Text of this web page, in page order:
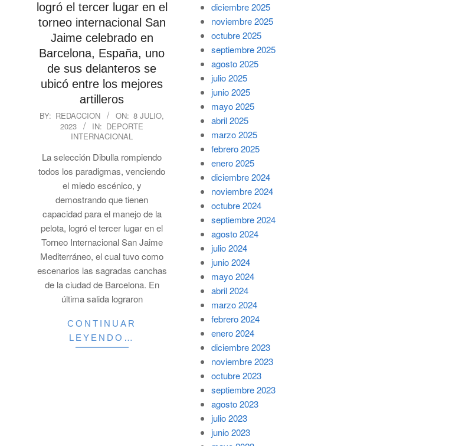
logró el tercer lugar en el
torneo internacional San
Jaime celebrado en
Barcelona, España, uno
de sus delanteros se
ubicó entre los mejores
artilleros
2023-
BY: REDACCION ON: 8 JULIO,
2023
IN: DEPORTE
INTERNACIONAL
La selección Dibulla rompiendo
todos los paradigmas, venciendo
el miedo escénico, y
demostrando que tienen
capacidad para el manejo de la
pelota, logró el tercer lugar en el
Torneo Internacional San Jaime
Mediterráneo, el cual tuvo como
escenarios las sagradas canchas
de la ciudad de Barcelona. En
última salida lograron
CONTINUAR
LEYENDO…
diciembre 2025
noviembre 2025
octubre 2025
septiembre 2025
agosto 2025
julio 2025
junio 2025
mayo 2025
abril 2025
marzo 2025
febrero 2025
enero 2025
diciembre 2024
noviembre 2024
octubre 2024
septiembre 2024
agosto 2024
julio 2024
junio 2024
mayo 2024
abril 2024
marzo 2024
febrero 2024
enero 2024
diciembre 2023
noviembre 2023
octubre 2023
septiembre 2023
agosto 2023
julio 2023
junio 2023